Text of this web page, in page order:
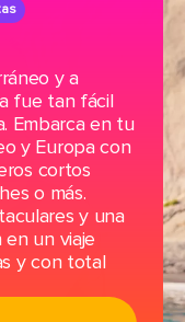
y a
fue tan fácil
Embarca en tu
y Europa con
cortos
o más.
y una
un viaje
y con total